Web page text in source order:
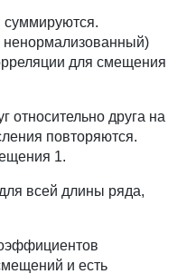
суммируются.
ненормализованный)
для смещения
относительно друга на
повторяются.
1.
всей длины ряда,
и есть